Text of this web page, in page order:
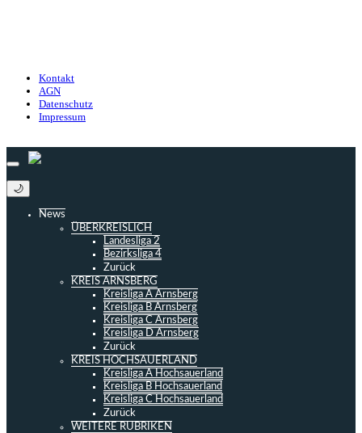
Kontakt
AGN
Datenschutz
Impressum
🌙
News
ÜBERKREISLICH
Landesliga 2
Bezirksliga 4
Zurück
KREIS ARNSBERG
Kreisliga A Arnsberg
Kreisliga B Arnsberg
Kreisliga C Arnsberg
Kreisliga D Arnsberg
Zurück
KREIS HOCHSAUERLAND
Kreisliga A Hochsauerland
Kreisliga B Hochsauerland
Kreisliga C Hochsauerland
Zurück
WEITERE RUBRIKEN